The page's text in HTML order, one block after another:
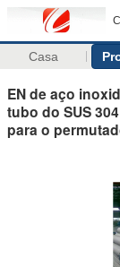
Casa
EN de aço
tubo do SUS
para o